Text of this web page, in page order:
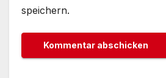
speichern.